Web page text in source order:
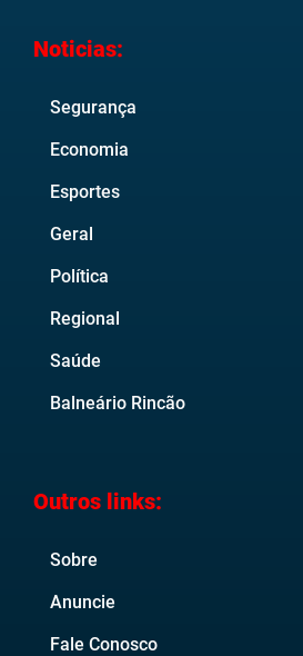
Noticias:
Segurança
Economia
Esportes
Geral
Política
Regional
Saúde
Balneário Rincão
Outros links:
Sobre
Anuncie
Fale Conosco